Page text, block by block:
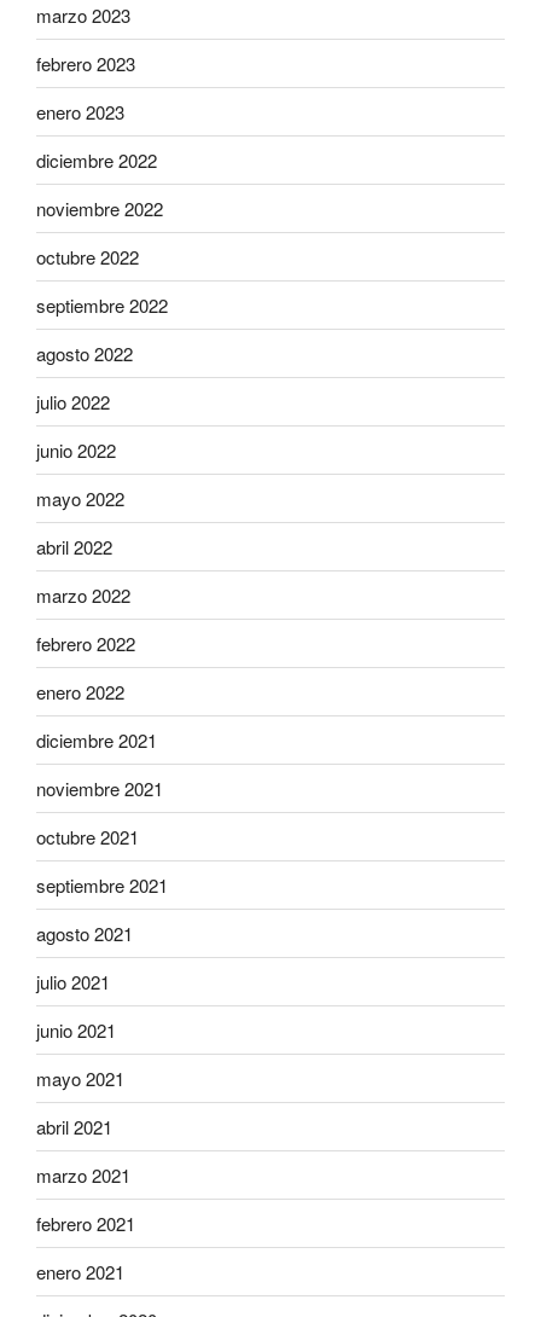
marzo 2023
febrero 2023
enero 2023
diciembre 2022
noviembre 2022
octubre 2022
septiembre 2022
agosto 2022
julio 2022
junio 2022
mayo 2022
abril 2022
marzo 2022
febrero 2022
enero 2022
diciembre 2021
noviembre 2021
octubre 2021
septiembre 2021
agosto 2021
julio 2021
junio 2021
mayo 2021
abril 2021
marzo 2021
febrero 2021
enero 2021